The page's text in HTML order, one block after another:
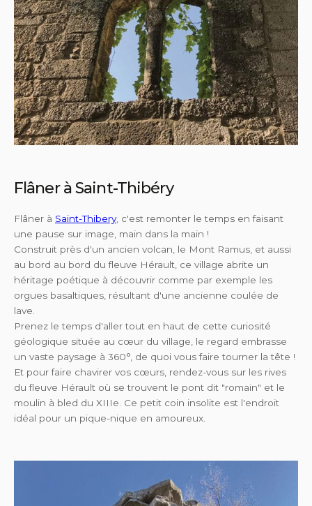
Flâner à Saint-Thibéry
Flâner à Saint-Thibery, c'est remonter le temps en faisant
une pause sur image, main dans la main !
Construit près d'un ancien volcan, le Mont Ramus, et aussi
au bord au bord du fleuve Hérault, ce village abrite un
héritage poétique à découvrir comme par exemple les
orgues basaltiques, résultant d'une ancienne coulée de
lave.
Prenez le temps d'aller tout en haut de cette curiosité
géologique située au cœur du village, le regard embrasse
un vaste paysage à 360°, de quoi vous faire tourner la tête !
Et pour faire chavirer vos cœurs, rendez-vous sur les rives
du fleuve Hérault où se trouvent le pont dit "romain" et le
moulin à bled du XIIIe. Ce petit coin insolite est l'endroit
idéal pour un pique-nique en amoureux.